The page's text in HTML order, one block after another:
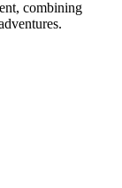
combining